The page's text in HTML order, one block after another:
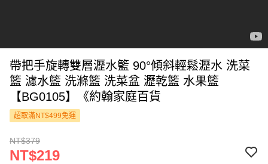
帶把手旋轉雙層瀝水籃 90°傾斜輕鬆瀝水 洗菜
籃 濾水籃 洗滌籃 洗菜盆 瀝乾籃 水果籃
【BG0105】《約翰家庭百貨
超取滿NT$499免運
NT$379
NT$219